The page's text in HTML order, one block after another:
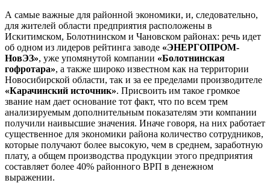
А самые важные для районной экономики, и, следовательно,
для жителей области предприятия расположены в
Искитимском, Болотнинском и Чановском районах: речь идет
об одном из лидеров рейтинга заводе «ЭНЕРГОПРОМ-
НовЭЗ», уже упомянутой компании «Болотнинская
гофротара», а также широко известном как на территории
Новосибирской области, так и за ее пределами производителе
«Карачинский источник». Присвоить им такое громкое
звание нам дает основание тот факт, что по всем трем
анализируемым дополнительным показателям эти компании
получили наивысшие значения. Иначе говоря, на них работает
существенное для экономики района количество сотрудников,
которые получают более высокую, чем в среднем, заработную
плату, а общем производства продукции этого предприятия
составляет более 40% районного ВРП в денежном
выражении.